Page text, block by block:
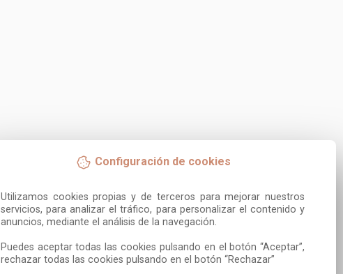
Configuración de cookies
Utilizamos cookies propias y de terceros para mejorar nuestros
servicios, para analizar el tráfico, para personalizar el contenido y
anuncios, mediante el análisis de la navegación.
Puedes aceptar todas las cookies pulsando en el botón “Aceptar”,
rechazar todas las cookies pulsando en el botón “Rechazar”